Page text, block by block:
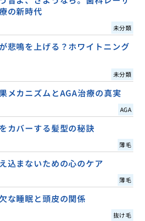
の新時代
未分類
悲鳴を上げる？ホワイトニング
未分類
メカニズムとAGA治療の真実
AGA
カバーする髪型の秘訣
薄毛
込まないための心のケア
薄毛
な睡眠と頭皮の関係
抜け毛